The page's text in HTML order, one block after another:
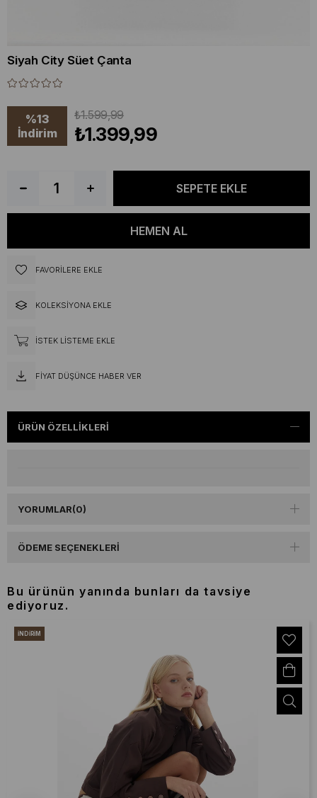
Siyah City Süet Çanta
%13
İndirim
₺1.599,99
₺1.399,99
FAVORILERE EKLE
KOLEKSIYONA EKLE
İSTEK LISTEME EKLE
FIYAT DÜŞÜNCE HABER VER
ÜRÜN ÖZELLIKLERI
YORUMLAR(0)
ÖDEME SEÇENEKLERI
Bu ürünün yanında bunları da tavsiye
ediyoruz.
İNDIRIM